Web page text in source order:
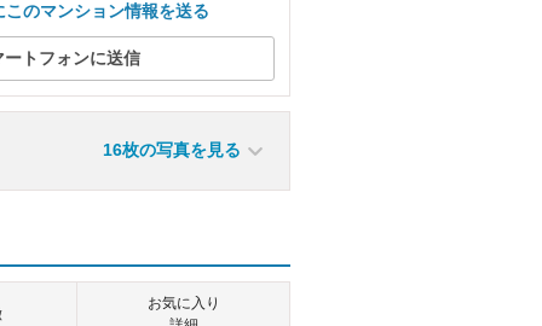
のマンション情報を送る
トフォンに送信
16枚の写真を見る
お気に入り